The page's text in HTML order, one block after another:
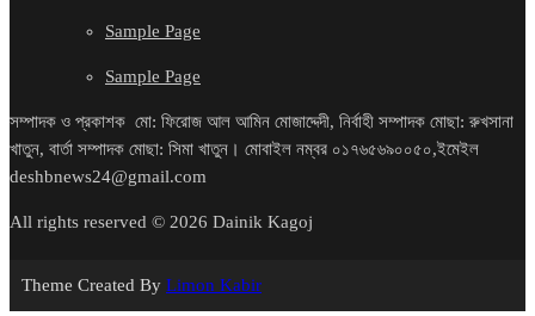
Sample Page
Sample Page
সম্পাদক ও প্রকাশক মো: ফিরোজ আল আমিন মোজাদ্দেদী, নির্বাহী সম্পাদক মোছা: রুখসানা
খাতুন, বার্তা সম্পাদক মোছা: সিমা খাতুন। মোবাইল নম্বর ০১৭৬৫৬৯০০৫০,ইমেইল
deshbnews24@gmail.com
All rights reserved © 2026 Dainik Kagoj
Theme Created By Limon Kabir